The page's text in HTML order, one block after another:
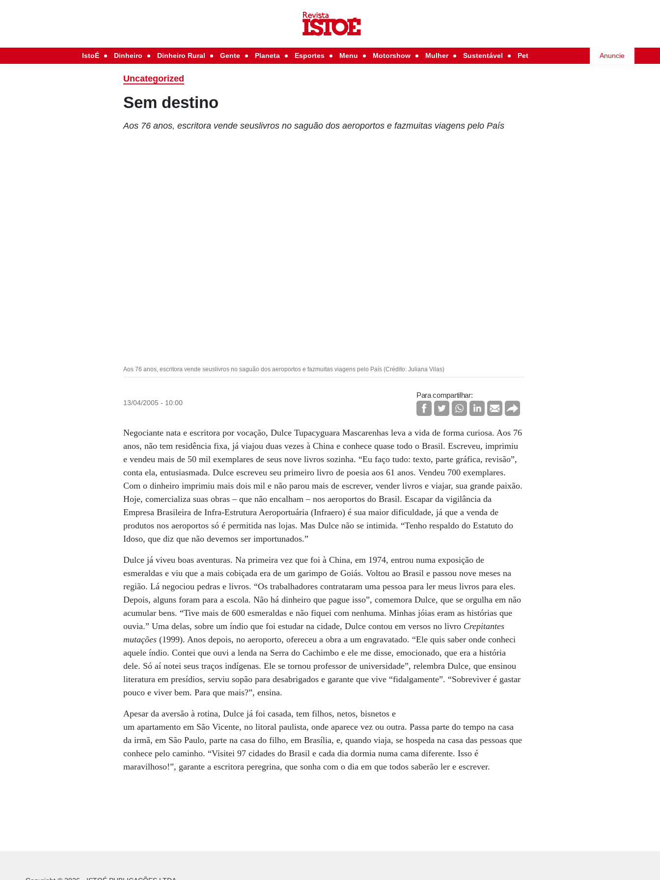
IstoÉ Dinheiro Dinheiro Rural Gente Planeta Esportes Menu Motorshow Mulher Sustentável Pet Anuncie
Uncategorized
Sem destino
Aos 76 anos, escritora vende seuslivros no saguão dos aeroportos e fazmuitas viagens pelo País
Aos 76 anos, escritora vende seuslivros no saguão dos aeroportos e fazmuitas viagens pelo País (Crédito: Juliana Vilas)
13/04/2005 - 10:00
Para compartilhar:
Negociante nata e escritora por vocação, Dulce Tupacyguara Mascarenhas leva a vida de forma curiosa. Aos 76
anos, não tem residência fixa, já viajou duas vezes à China e conhece quase todo o Brasil. Escreveu, imprimiu
e vendeu mais de 50 mil exemplares de seus nove livros sozinha. “Eu faço tudo: texto, parte gráfica, revisão”,
conta ela, entusiasmada. Dulce escreveu seu primeiro livro de poesia aos 61 anos. Vendeu 700 exemplares.
Com o dinheiro imprimiu mais dois mil e não parou mais de escrever, vender livros e viajar, sua grande paixão.
Hoje, comercializa suas obras – que não encalham – nos aeroportos do Brasil. Escapar da vigilância da
Empresa Brasileira de Infra-Estrutura Aeroportuária (Infraero) é sua maior dificuldade, já que a venda de
produtos nos aeroportos só é permitida nas lojas. Mas Dulce não se intimida. “Tenho respaldo do Estatuto do
Idoso, que diz que não devemos ser importunados.”
Dulce já viveu boas aventuras. Na primeira vez que foi à China, em 1974, entrou numa exposição de
esmeraldas e viu que a mais cobiçada era de um garimpo de Goiás. Voltou ao Brasil e passou nove meses na
região. Lá negociou pedras e livros. “Os trabalhadores contrataram uma pessoa para ler meus livros para eles.
Depois, alguns foram para a escola. Não há dinheiro que pague isso”, comemora Dulce, que se orgulha em não
acumular bens. “Tive mais de 600 esmeraldas e não fiquei com nenhuma. Minhas jóias eram as histórias que
ouvia.” Uma delas, sobre um índio que foi estudar na cidade, Dulce contou em versos no livro Crepitantes
mutações (1999). Anos depois, no aeroporto, ofereceu a obra a um engravatado. “Ele quis saber onde conheci
aquele índio. Contei que ouvi a lenda na Serra do Cachimbo e ele me disse, emocionado, que era a história
dele. Só aí notei seus traços indígenas. Ele se tornou professor de universidade”, relembra Dulce, que ensinou
literatura em presídios, serviu sopão para desabrigados e garante que vive “fidalgamente”. “Sobreviver é gastar
pouco e viver bem. Para que mais?”, ensina.
Apesar da aversão à rotina, Dulce já foi casada, tem filhos, netos, bisnetos e
um apartamento em São Vicente, no litoral paulista, onde aparece vez ou outra. Passa parte do tempo na casa
da irmã, em São Paulo, parte na casa do filho, em Brasília, e, quando viaja, se hospeda na casa das pessoas que
conhece pelo caminho. “Visitei 97 cidades do Brasil e cada dia dormia numa cama diferente. Isso é
maravilhoso!”, garante a escritora peregrina, que sonha com o dia em que todos saberão ler e escrever.